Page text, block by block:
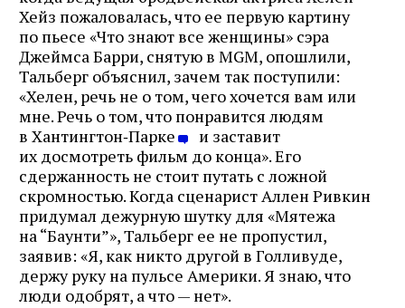
Хейз пожаловалась, что ее первую картину
по пьесе «Что знают все женщины» сэра
Джеймса Барри, снятую в MGM, опошлили,
Тальберг объяснил, зачем так поступили:
«Хелен, речь не о том, чего хочется вам или
мне. Речь о том, что понравится людям
в Хантингтон‑Парке
и заставит
их досмотреть фильм до конца». Его
сдержанность не стоит путать с ложной
скромностью. Когда сценарист Аллен Ривкин
придумал дежурную шутку для «Мятежа
на “Баунти”», Тальберг ее не пропустил,
заявив: «Я, как никто другой в Голливуде,
держу руку на пульсе Америки. Я знаю, что
люди одобрят, а что — нет».